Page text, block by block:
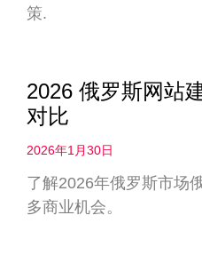
策.
2026 俄罗斯网站
对比
2026年1月30日
了解2026年俄罗斯市场
多商业机会。